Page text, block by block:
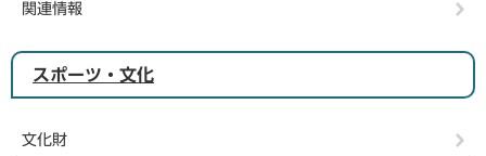
関連情報
スポーツ・文化
文化財